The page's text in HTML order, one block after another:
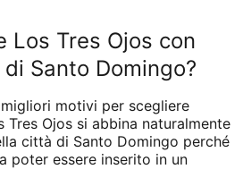
Los Tres Ojos con
Santo Domingo?
motivi per scegliere
Tres Ojos si abbina naturalmente
città di Santo Domingo perché
poter essere inserito in un